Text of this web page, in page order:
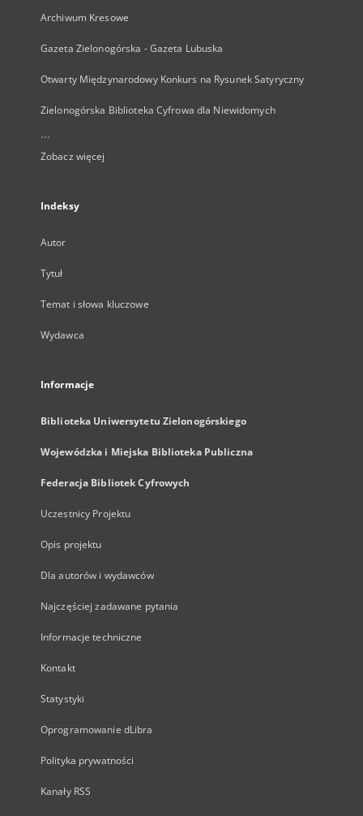
Archiwum Kresowe
Gazeta Zielonogórska - Gazeta Lubuska
Otwarty Międzynarodowy Konkurs na Rysunek Satyryczny
Zielonogórska Biblioteka Cyfrowa dla Niewidomych
...
Zobacz więcej
Indeksy
Autor
Tytuł
Temat i słowa kluczowe
Wydawca
Informacje
Biblioteka Uniwersytetu Zielonogórskiego
Wojewódzka i Miejska Biblioteka Publiczna
Federacja Bibliotek Cyfrowych
Uczestnicy Projektu
Opis projektu
Dla autorów i wydawców
Najczęściej zadawane pytania
Informacje techniczne
Kontakt
Statystyki
Oprogramowanie dLibra
Polityka prywatności
Kanały RSS